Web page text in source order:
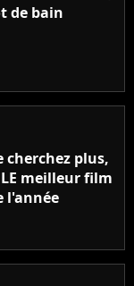
de bain
cherchez plus,
meilleur film
l'année